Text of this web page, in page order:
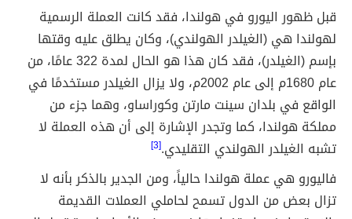
قبل ظهور اليورو في هولندا، فقد كانت العملة الرسمية
لهولندا هي (الغيلدر الهولندي)، وكان يطلق عليه وقتها
بإسم (الغيلدر)، فقد كان هذا هو الحال لمدة 322 عامًا، من
عام 1680م إلى عام 2002م، ولا يزال الغيلدر مستخدمًا في
الواقع في بلدان سينت مارتن وكوراساو، وهما جزء من
مملكة هولندا، كما وتجدر الإشارة إلى أن هذه العملة لا
تشبه الغيلدر الهولندي التقليدي.[3]
فاليورو هي عملة هولندا حالياً، ومن الجدير بالذكر بأنه لا
تزال بعض من الدول تسمح لحاملي العملات القديمة